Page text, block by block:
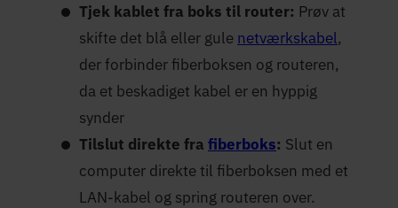
Tjek kablet fra boks til router: Prøv at
skifte det blå eller gule netværkskabel,
der forbinder fiberboksen og routeren,
da et beskadiget kabel er en hyppig
synder
Tilslut direkte fra fiberboks: Slut en
computer direkte til fiberboksen med et
LAN-kabel og spring routeren over.